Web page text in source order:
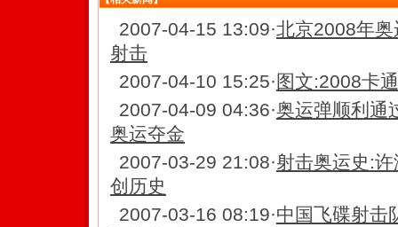
2007-04-15 13:09·北京2008年
射击
2007-04-10 15:25· 图文:2008卡
2007-04-09 04:36·奥运弹顺利通
奥运夺金
2007-03-29 21:08·射击奥运史:
创历史
2007-03-16 08:19·中国飞碟射击